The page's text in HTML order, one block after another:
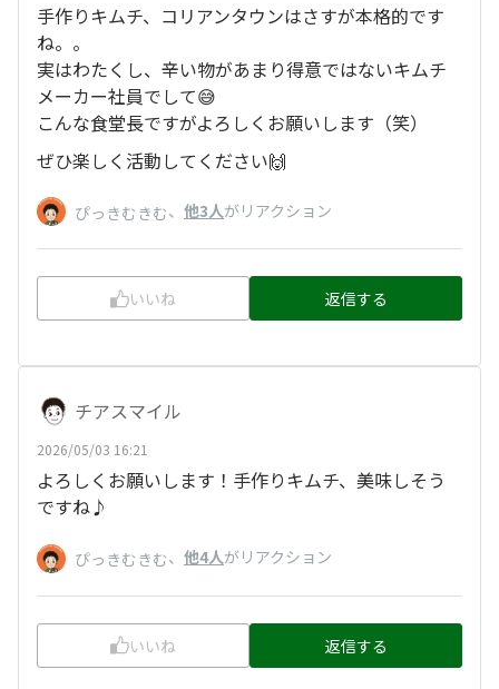
手作りキムチ、コリアンタウンはさすが本格的です
ね。。
実はわたくし、辛い物があまり得意ではないキムチ
メーカー社員でして😅
こんな食堂長ですがよろしくお願いします（笑）
ぜひ楽しく活動してください🙌
ぴっきむきむ、 他3人がリアクション
いいね 返信する
チアスマイル
2026/05/03 16:21
よろしくお願いします！手作りキムチ、美味しそう
ですね♪
ぴっきむきむ、 他4人がリアクション
いいね 返信する